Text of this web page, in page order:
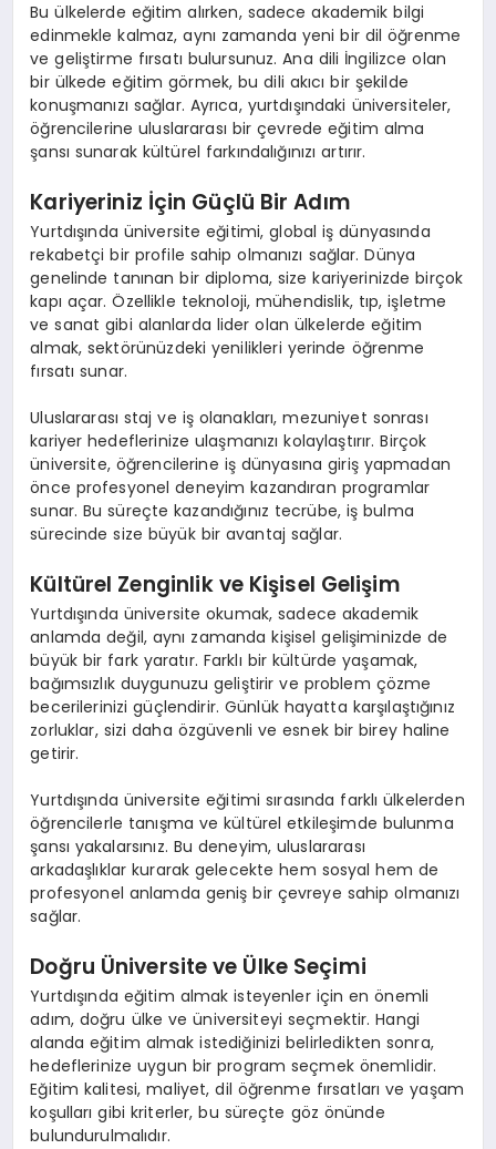
Bu ülkelerde eğitim alırken, sadece akademik bilgi
edinmekle kalmaz, aynı zamanda yeni bir dil öğrenme
ve geliştirme fırsatı bulursunuz. Ana dili İngilizce olan
bir ülkede eğitim görmek, bu dili akıcı bir şekilde
konuşmanızı sağlar. Ayrıca, yurtdışındaki üniversiteler,
öğrencilerine uluslararası bir çevrede eğitim alma
şansı sunarak kültürel farkındalığınızı artırır.
Kariyeriniz İçin Güçlü Bir Adım
Yurtdışında üniversite eğitimi, global iş dünyasında
rekabetçi bir profile sahip olmanızı sağlar. Dünya
genelinde tanınan bir diploma, size kariyerinizde birçok
kapı açar. Özellikle teknoloji, mühendislik, tıp, işletme
ve sanat gibi alanlarda lider olan ülkelerde eğitim
almak, sektörünüzdeki yenilikleri yerinde öğrenme
fırsatı sunar.
Uluslararası staj ve iş olanakları, mezuniyet sonrası
kariyer hedeflerinize ulaşmanızı kolaylaştırır. Birçok
üniversite, öğrencilerine iş dünyasına giriş yapmadan
önce profesyonel deneyim kazandıran programlar
sunar. Bu süreçte kazandığınız tecrübe, iş bulma
sürecinde size büyük bir avantaj sağlar.
Kültürel Zenginlik ve Kişisel Gelişim
Yurtdışında üniversite okumak, sadece akademik
anlamda değil, aynı zamanda kişisel gelişiminizde de
büyük bir fark yaratır. Farklı bir kültürde yaşamak,
bağımsızlık duygunuzu geliştirir ve problem çözme
becerilerinizi güçlendirir. Günlük hayatta karşılaştığınız
zorluklar, sizi daha özgüvenli ve esnek bir birey haline
getirir.
Yurtdışında üniversite eğitimi sırasında farklı ülkelerden
öğrencilerle tanışma ve kültürel etkileşimde bulunma
şansı yakalarsınız. Bu deneyim, uluslararası
arkadaşlıklar kurarak gelecekte hem sosyal hem de
profesyonel anlamda geniş bir çevreye sahip olmanızı
sağlar.
Doğru Üniversite ve Ülke Seçimi
Yurtdışında eğitim almak isteyenler için en önemli
adım, doğru ülke ve üniversiteyi seçmektir. Hangi
alanda eğitim almak istediğinizi belirledikten sonra,
hedeflerinize uygun bir program seçmek önemlidir.
Eğitim kalitesi, maliyet, dil öğrenme fırsatları ve yaşam
koşulları gibi kriterler, bu süreçte göz önünde
bulundurulmalıdır.